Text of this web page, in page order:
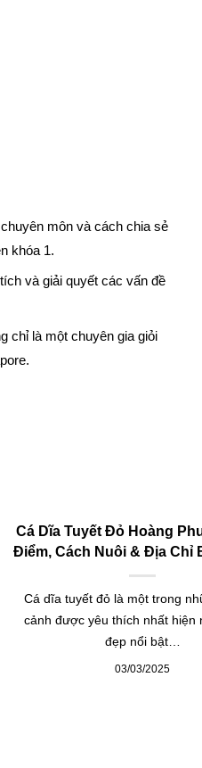
môn và cách chia sẻ
khóa 1.
và giải quyết các vấn đề
chỉ là một chuyên gia giỏi
Cá Dĩa Tuyết Đỏ Hoàng
Điểm, Cách Nuôi & Địa Chỉ
Cá dĩa tuyết đỏ là một trong
cảnh được yêu thích nhất hiện
đẹp nổi bật…
03/03/2025